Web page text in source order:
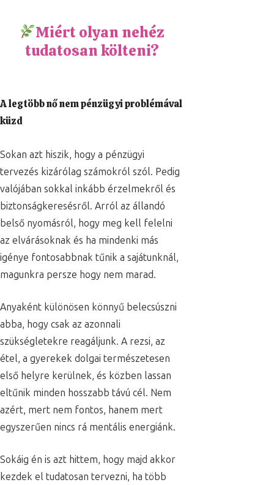
Miért olyan nehéz
tudatosan költeni?
A legtöbb nő nem pénzügyi problémával
küzd
Sokan azt hiszik, hogy a pénzügyi
tervezés kizárólag számokról szól. Pedig
valójában sokkal inkább érzelmekről és
biztonságkeresésről. Arról az állandó
belső nyomásról, hogy meg kell felelni
az elvárásoknak és ha mindenki más
igénye fontosabbnak tűnik a sajátunknál,
magunkra persze hogy nem marad.
Anyaként különösen könnyű belecsúszni
abba, hogy csak az azonnali
szükségletekre reagáljunk. A rezsi, az
étel, a gyerekek dolgai természetesen
első helyre kerülnek, és közben lassan
eltűnik minden hosszabb távú cél. Nem
azért, mert nem fontos, hanem mert
egyszerűen nincs rá mentális energiánk.
Sokáig én is azt hittem, hogy majd akkor
kezdek el tudatosan tervezni, ha több